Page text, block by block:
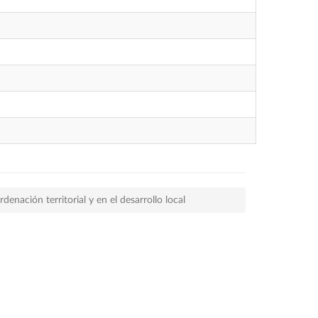
territorial y en el desarrollo local